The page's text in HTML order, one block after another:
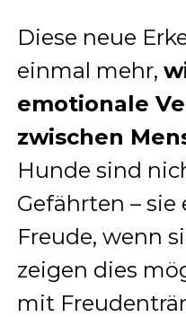
Diese neue
einmal mehr,
emotionale
zwischen
Hunde sind
Gefährten –
Freude, wenn
zeigen dies
mit